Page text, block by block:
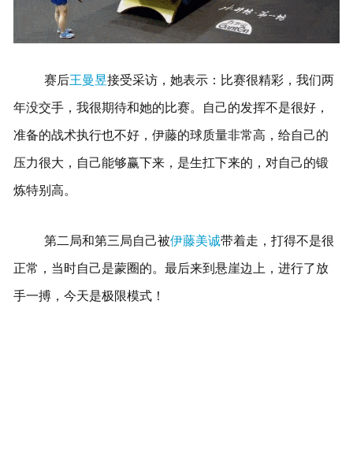
赛后王曼昱接受采访，她表示：比赛很精彩，我们两
年没交手，我很期待和她的比赛。自己的发挥不是很好，
准备的战术执行也不好，伊藤的球质量非常高，给自己的
压力很大，自己能够赢下来，是生扛下来的，对自己的锻
炼特别高。
第二局和第三局自己被伊藤美诚带着走，打得不是很
正常，当时自己是蒙圈的。 最后来到悬崖边上，进行了放
手一搏，今天是极限模式！